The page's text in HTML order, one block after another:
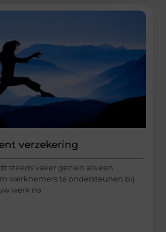
verzekering
steeds vaker gezien als een
werknemers te ondersteunen bij
werk na